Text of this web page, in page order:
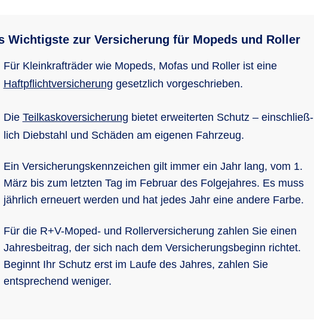
Wichtigste zur Versicherung für Mopeds und Roller
Für Klein­kraft­räder wie Mopeds, Mofas und Roller ist eine
Haft­pflicht­ver­si­che­rung gesetzlich vorgeschrieben.
Die Teil­kas­ko­ver­si­che­rung bie­tet er­wei­ter­ten Schutz – ein­schließ­
lich Dieb­stahl und Schä­den am ei­ge­nen Fahr­zeug.
Ein Versicherungskennzeichen gilt immer ein Jahr lang, vom 1.
März bis zum letzten Tag im Februar des Folgejahres. Es muss
jährlich erneuert werden und hat jedes Jahr eine andere Farbe.
Für die R+V-Moped- und Rollerversicherung zahlen Sie einen
Jahresbeitrag, der sich nach dem Versicherungsbeginn richtet.
Beginnt Ihr Schutz erst im Laufe des Jahres, zahlen Sie
entsprechend weniger.